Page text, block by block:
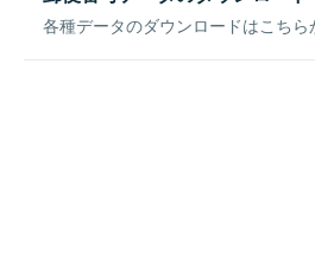
各種データのダウンロードはこちら